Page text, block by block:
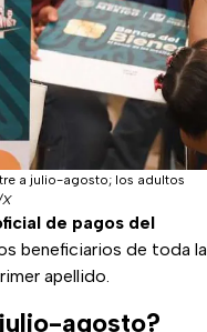
a julio-agosto; los adultos
X
de pagos del
beneficiarios de toda la
apellido.
agosto?